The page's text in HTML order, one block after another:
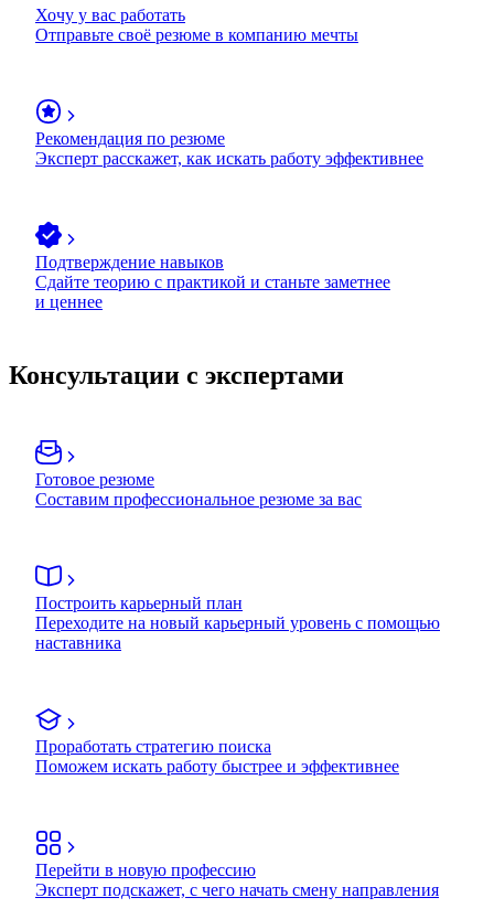
Хочу у вас работать
Отправьте своё резюме в компанию мечты
Рекомендация по резюме
Эксперт расскажет, как искать работу эффективнее
Подтверждение навыков
Сдайте теорию с практикой и станьте заметнее
и ценнее
Консультации с экспертами
Готовое резюме
Составим профессиональное резюме за вас
Построить карьерный план
Переходите на новый карьерный уровень с помощью
наставника
Проработать стратегию поиска
Поможем искать работу быстрее и эффективнее
Перейти в новую профессию
Эксперт подскажет, с чего начать смену направления